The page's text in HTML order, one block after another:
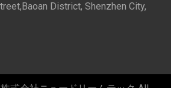
District, Shenzhen City,